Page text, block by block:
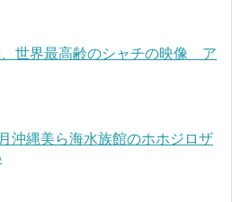
世界最高齢のシャチの映像 ア
沖縄美ら海水族館のホホジロザ